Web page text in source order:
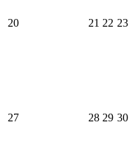
20 21 22 23
27 28 29 30